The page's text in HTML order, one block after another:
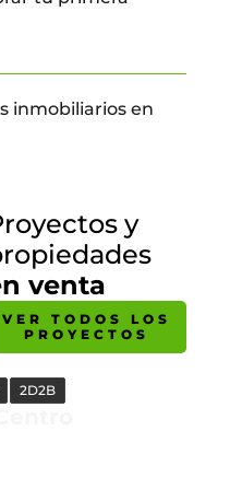
inmobiliarios en
y
venta
VER TODOS LOS
PROYECTOS
2D2B